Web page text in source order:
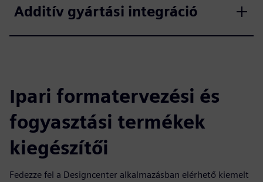
Additív gyártási integráció
Ipari formatervezési és
fogyasztási termékek
kiegészítői
Fedezze fel a Designcenter alkalmazásban elérhető kiemelt